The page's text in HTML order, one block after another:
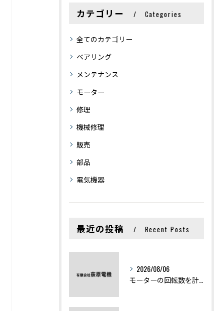
カテゴリー Categories
全てのカテゴリー
ベアリング
メンテナンス
モーター
修理
機械修理
販売
部品
電気機器
最近の投稿 Recent Posts
2026/08/06